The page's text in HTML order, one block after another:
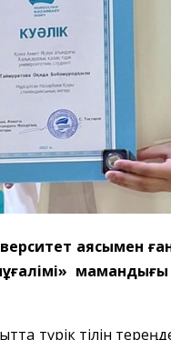
аясымен
түрік тілін